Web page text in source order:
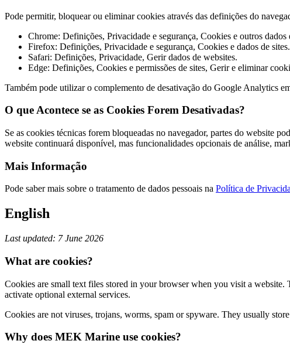
Pode permitir, bloquear ou eliminar cookies através das definições do
Chrome: Definições, Privacidade e segurança, Cookies e outros dados
Firefox: Definições, Privacidade e segurança, Cookies e dados de sites.
Safari: Definições, Privacidade, Gerir dados de websites.
Edge: Definições, Cookies e permissões de sites, Gerir e eliminar
Também pode utilizar o complemento de desativação do Google Analytics
O que Acontece se as Cookies Forem Desativadas?
Se as cookies técnicas forem bloqueadas no navegador, partes do website
website continuará disponível, mas funcionalidades opcionais de análise,
Mais Informação
Pode saber mais sobre o tratamento de dados pessoais na Política de
English
Last updated: 7 June 2026
What are cookies?
Cookies are small text files stored in your browser when you visit a website.
activate optional external services.
Cookies are not viruses, trojans, worms, spam or spyware. They usually
Why does MEK Marine use cookies?